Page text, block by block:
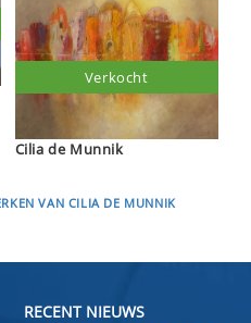
Cilia de Munnik
Verkocht
VAN CILIA DE MUNNIK
RECENT NIEUWS